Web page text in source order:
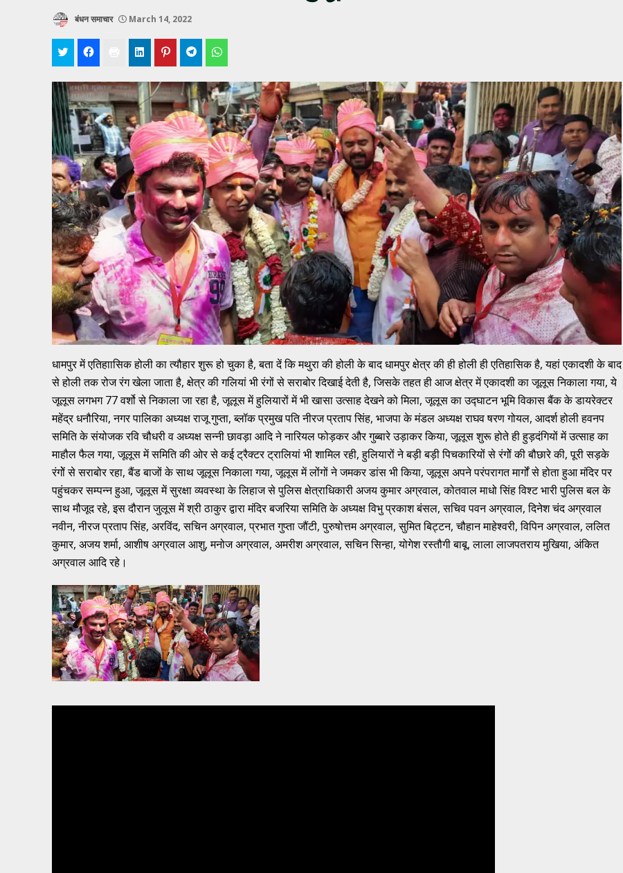
बंधन समाचार March 14, 2022
धामपुर में एतिहाासिक होली का त्यौहार शुरू हो चुका है, बता दें कि मथुरा की होली के बाद धामपुर क्षेत्र की ही होली ही एतिहासिक है, यहां एकादशी के बाद
से होली तक रोज रंग खेला जाता है, क्षेत्र की गलियां भी रंगों से सराबोर दिखाई देती है, जिसके तहत ही आज क्षेत्र में एकादशी का जूलूस निकाला गया, ये
जूलूस लगभग 77 वर्शो से निकाला जा रहा है, जूलूस में हुलियारों में भी खासा उत्साह देखने को मिला, जूलूस का उद्घाटन भूमि विकास बैंक के डायरेक्टर
महेंद्र धनौरिया, नगर पालिका अध्यक्ष राजू गुप्ता, ब्लॉक प्रमुख पति नीरज प्रताप सिंह, भाजपा के मंडल अध्यक्ष राघव षरण गोयल, आदर्श होली हवनप
समिति के संयोजक रवि चौधरी व अध्यक्ष सन्नी छावड़ा आदि ने नारियल फोड़कर और गुब्बारे उड़ाकर किया, जूलूस शुरू होते ही हुड़दंगियों में उत्साह का
माहौल फैल गया, जूलूस में समिति की ओर से कई ट्रैक्टर ट्रालियां भी शामिल रही, हुलियारों ने बड़ी बड़ी पिचकारियों से रंगोें की बौछारे की, पूरी सड़के
रंगोें से सराबोर रहा, बैंड बाजों के साथ जूलूस निकाला गया, जूलूस में लोंगों ने जमकर डांस भी किया, जूलूस अपने परंपरागत मार्गों से होता हुआ मंदिर पर
पहुंचकर सम्पन्न हुआ, जूलूस में सुरक्षा व्यवस्था के लिहाज से पुलिस क्षेत्राधिकारी अजय कुमार अग्रवाल, कोतवाल माधो सिंह विश्ट भारी पुलिस बल के
साथ मौजूद रहे, इस दौरान जुलूस में श्री ठाकुर द्वारा मंदिर बजरिया समिति के अध्यक्ष विभु प्रकाश बंसल, सचिव पवन अग्रवाल, दिनेश चंद अग्रवाल
नवीन, नीरज प्रताप सिंह, अरविंद, सचिन अग्रवाल, प्रभात गुप्ता जौंटी, पुरुषोत्तम अग्रवाल, सुमित बिट्टन, चौहान माहेश्वरी, विपिन अग्रवाल, ललित
कुमार, अजय शर्मा, आशीष अग्रवाल आशु, मनोज अग्रवाल, अमरीश अग्रवाल, सचिन सिन्हा, योगेश रस्तौगी बाबू, लाला लाजपतराय मुखिया, अंकित
अग्रवाल आदि रहे।